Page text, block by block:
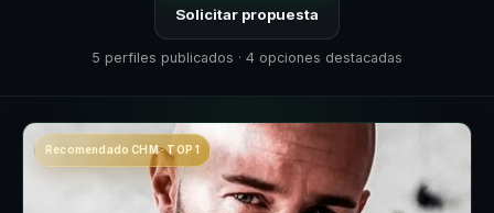
Solicitar propuesta
5 perfiles publicados · 4 opciones destacadas
Recomendado CHM · TOP 1